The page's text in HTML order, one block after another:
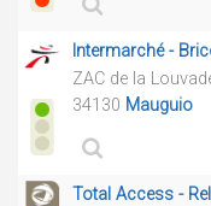
Intermarché -
ZAC de la
34130 Mauguio
Total Access -